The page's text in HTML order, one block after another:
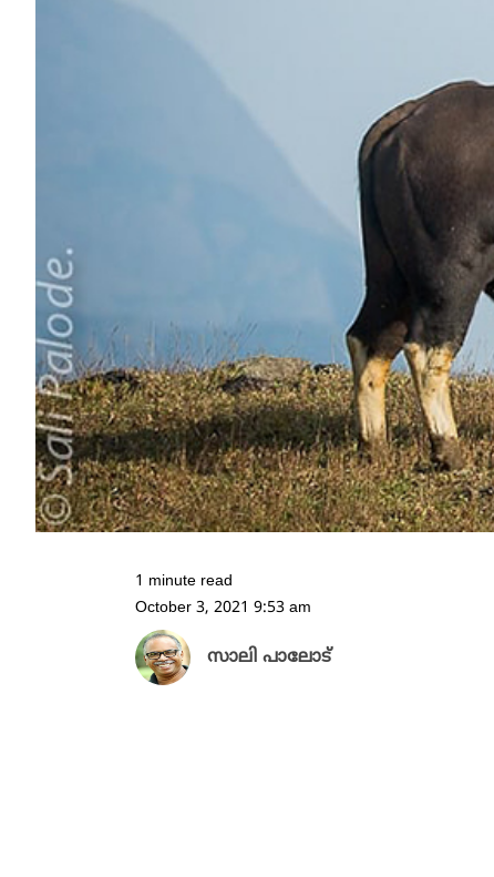
1 minute read
October 3, 2021 9:53 am
സാലി പാലോട്